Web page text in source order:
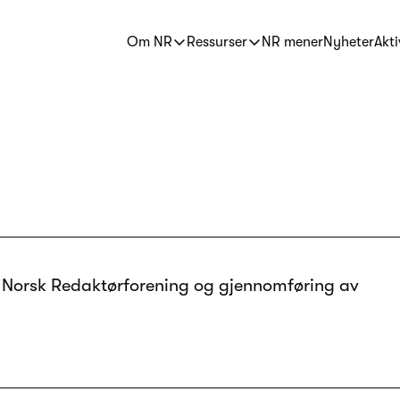
Om NR Ressurser NR menerNyheter
Redaktørforening og gjennomføring av